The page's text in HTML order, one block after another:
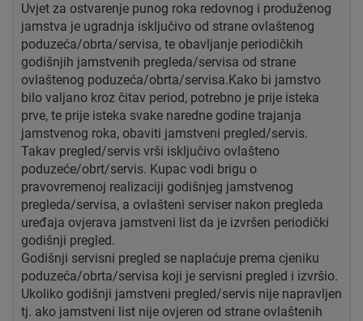
Uvjet za ostvarenje punog roka redovnog i produženog
jamstva je ugradnja isključivo od strane ovlaštenog
poduzeća/obrta/servisa, te obavljanje periodičkih
godišnjih jamstvenih pregleda/servisa od strane
ovlaštenog poduzeća/obrta/servisa.Kako bi jamstvo
bilo valjano kroz čitav period, potrebno je prije isteka
prve, te prije isteka svake naredne godine trajanja
jamstvenog roka, obaviti jamstveni pregled/servis.
Takav pregled/servis vrši isključivo ovlašteno
poduzeće/obrt/servis. Kupac vodi brigu o
pravovremenoj realizaciji godišnjeg jamstvenog
pregleda/servisa, a ovlašteni serviser nakon pregleda
uređaja ovjerava jamstveni list da je izvršen periodički
godišnji pregled.
Godišnji servisni pregled se naplaćuje prema cjeniku
poduzeća/obrta/servisa koji je servisni pregled i izvršio.
Ukoliko godišnji jamstveni pregled/servis nije napravljen
tj. ako jamstveni list nije ovjeren od strane ovlaštenih